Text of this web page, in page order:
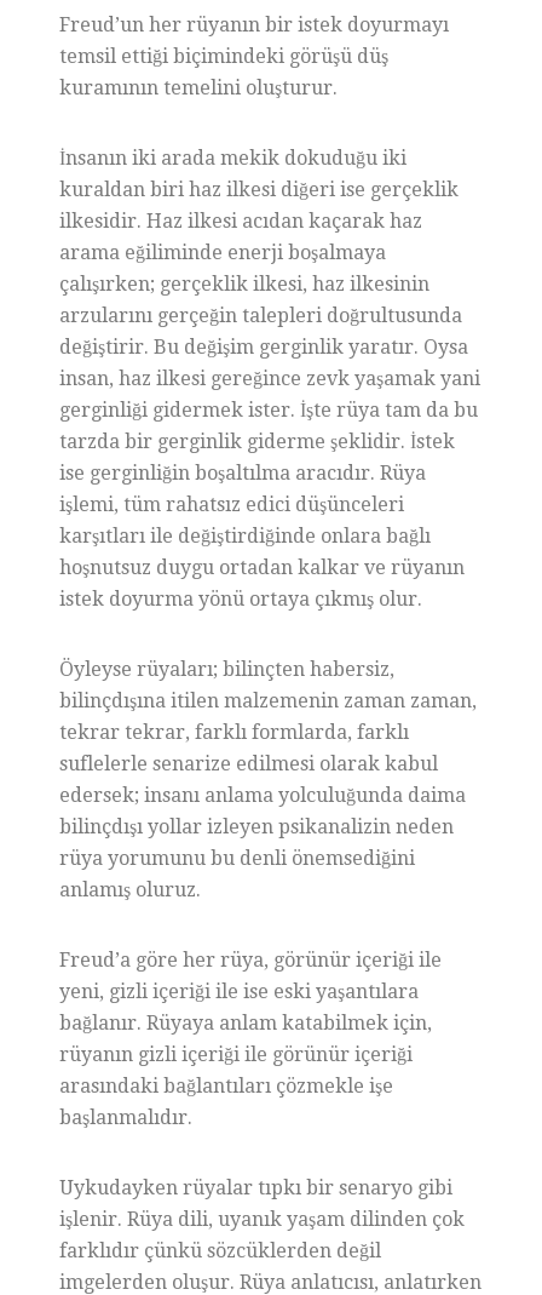
Freud’un her rüyanın bir istek doyurmayı
temsil ettiği biçimindeki görüşü düş
kuramının temelini oluşturur.
İnsanın iki arada mekik dokuduğu iki
kuraldan biri haz ilkesi diğeri ise gerçeklik
ilkesidir. Haz ilkesi acıdan kaçarak haz
arama eğiliminde enerji boşalmaya
çalışırken; gerçeklik ilkesi, haz ilkesinin
arzularını gerçeğin talepleri doğrultusunda
değiştirir. Bu değişim gerginlik yaratır. Oysa
insan, haz ilkesi gereğince zevk yaşamak yani
gerginliği gidermek ister. İşte rüya tam da bu
tarzda bir gerginlik giderme şeklidir. İstek
ise gerginliğin boşaltılma aracıdır. Rüya
işlemi, tüm rahatsız edici düşünceleri
karşıtları ile değiştirdiğinde onlara bağlı
hoşnutsuz duygu ortadan kalkar ve rüyanın
istek doyurma yönü ortaya çıkmış olur.
Öyleyse rüyaları; bilinçten habersiz,
bilinçdışına itilen malzemenin zaman zaman,
tekrar tekrar, farklı formlarda, farklı
suflelerle senarize edilmesi olarak kabul
edersek; insanı anlama yolculuğunda daima
bilinçdışı yollar izleyen psikanalizin neden
rüya yorumunu bu denli önemsediğini
anlamış oluruz.
Freud’a göre her rüya, görünür içeriği ile
yeni, gizli içeriği ile ise eski yaşantılara
bağlanır. Rüyaya anlam katabilmek için,
rüyanın gizli içeriği ile görünür içeriği
arasındaki bağlantıları çözmekle işe
başlanmalıdır.
Uykudayken rüyalar tıpkı bir senaryo gibi
işlenir. Rüya dili, uyanık yaşam dilinden çok
farklıdır çünkü sözcüklerden değil
imgelerden oluşur. Rüya anlatıcısı, anlatırken